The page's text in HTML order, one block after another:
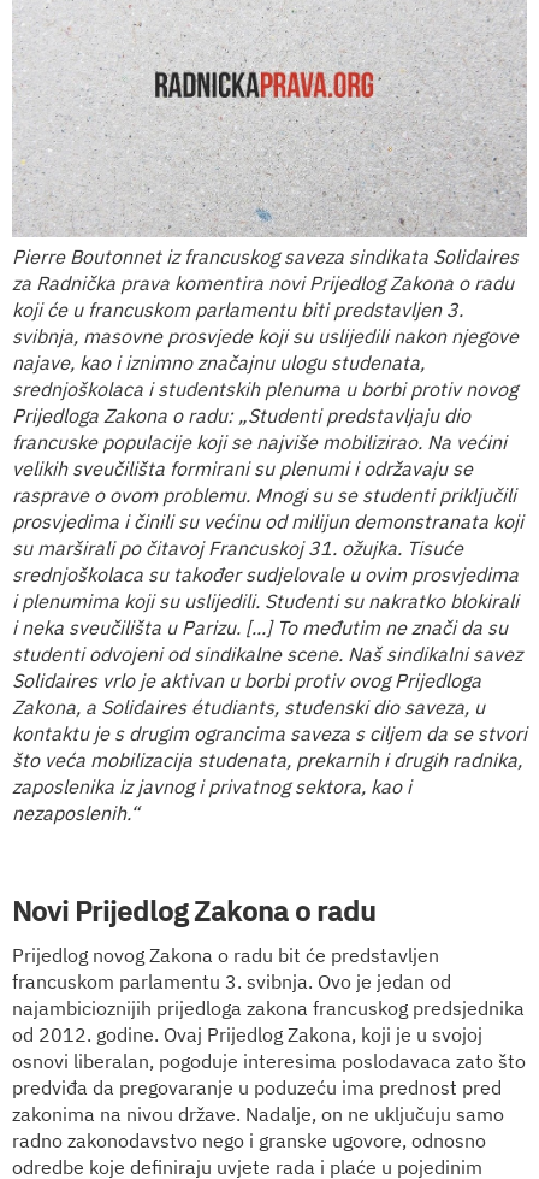
Pierre Boutonnet iz francuskog saveza sindikata Solidaires
za Radnička prava komentira novi Prijedlog Zakona o radu
koji će u francuskom parlamentu biti predstavljen 3.
svibnja, masovne prosvjede koji su uslijedili nakon njegove
najave, kao i iznimno značajnu ulogu studenata,
srednjoškolaca i studentskih plenuma u borbi protiv novog
Prijedloga Zakona o radu: „Studenti predstavljaju dio
francuske populacije koji se najviše mobilizirao. Na većini
velikih sveučilišta formirani su plenumi i održavaju se
rasprave o ovom problemu. Mnogi su se studenti priključili
prosvjedima i činili su većinu od milijun demonstranata koji
su marširali po čitavoj Francuskoj 31. ožujka. Tisuće
srednjoškolaca su također sudjelovale u ovim prosvjedima
i plenumima koji su uslijedili. Studenti su nakratko blokirali
i neka sveučilišta u Parizu. [...] To međutim ne znači da su
studenti odvojeni od sindikalne scene. Naš sindikalni savez
Solidaires vrlo je aktivan u borbi protiv ovog Prijedloga
Zakona, a Solidaires étudiants, studenski dio saveza, u
kontaktu je s drugim ograncima saveza s ciljem da se stvori
što veća mobilizacija studenata, prekarnih i drugih radnika,
zaposlenika iz javnog i privatnog sektora, kao i
nezaposlenih.“
Novi Prijedlog Zakona o radu
Prijedlog novog Zakona o radu bit će predstavljen
francuskom parlamentu 3. svibnja. Ovo je jedan od
najambicioznijih prijedloga zakona francuskog predsjednika
od 2012. godine. Ovaj Prijedlog Zakona, koji je u svojoj
osnovi liberalan, pogoduje interesima poslodavaca zato što
predviđa da pregovaranje u poduzeću ima prednost pred
zakonima na nivou države. Nadalje, on ne uključuju samo
radno zakonodavstvo nego i granske ugovore, odnosno
odredbe koje definiraju uvjete rada i plaće u pojedinim